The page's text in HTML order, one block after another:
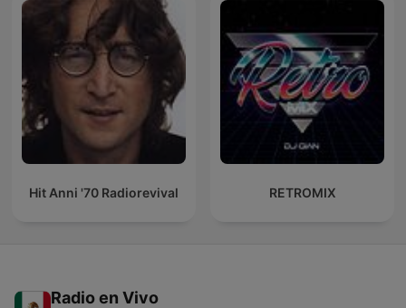
Hit Anni '70 Radiorevival RETROMIX
Radio en Vivo